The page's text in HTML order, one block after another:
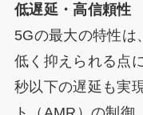
低遅延・高信頼性
5Gの最大の特性は
低く抑えられる点
秒以下の遅延も実